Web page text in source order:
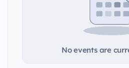
No events are